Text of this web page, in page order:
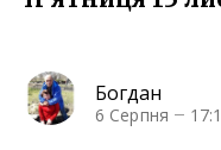
Богдан
6 Серпня